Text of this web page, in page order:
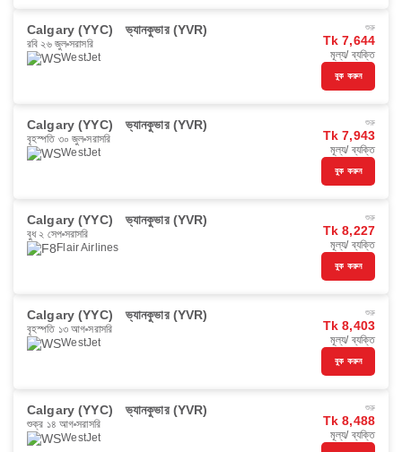
Calgary (YYC) ভ্যানকুভার (YVR)
রবি ২৬ জুল সরাসরি
WestJet
শুরু
Tk 7,644
মূল্য/ ব্যক্তি
বুক করুন
Calgary (YYC) ভ্যানকুভার (YVR)
বৃহস্পতি ৩০ জুল সরাসরি
WestJet
শুরু
Tk 7,943
মূল্য/ ব্যক্তি
বুক করুন
Calgary (YYC) ভ্যানকুভার (YVR)
বুধ ২ সেপ সরাসরি
Flair Airlines
শুরু
Tk 8,227
মূল্য/ ব্যক্তি
বুক করুন
Calgary (YYC) ভ্যানকুভার (YVR)
বৃহস্পতি ১৩ আগ সরাসরি
WestJet
শুরু
Tk 8,403
মূল্য/ ব্যক্তি
বুক করুন
Calgary (YYC) ভ্যানকুভার (YVR)
শুক্র ১৪ আগ সরাসরি
WestJet
শুরু
Tk 8,488
মূল্য/ ব্যক্তি